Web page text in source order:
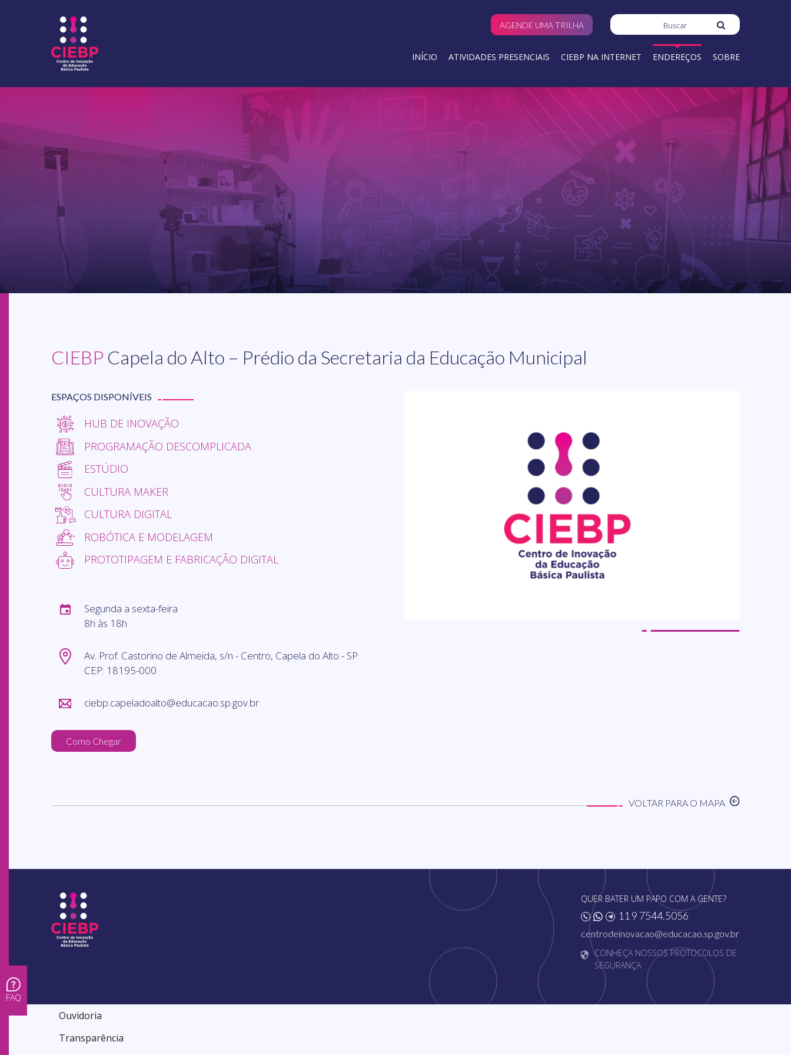
AGENDE UMA TRILHA
INÍCIO ATIVIDADES PRESENCIAIS CIEBP NA INTERNET ENDEREÇOS SOBRE
CIEBP Capela do Alto – Prédio da Secretaria da Educação Municipal
ESPAÇOS DISPONÍVEIS
HUB DE INOVAÇÃO
PROGRAMAÇÃO DESCOMPLICADA
ESTÚDIO
CULTURA MAKER
CULTURA DIGITAL
ROBÓTICA E MODELAGEM
PROTOTIPAGEM E FABRICAÇÃO DIGITAL
Segunda a sexta-feira
8h às 18h
Av. Prof. Castorino de Almeida, s/n - Centro, Capela do Alto - SP
CEP: 18195-000
ciebp.capeladoalto@educacao.sp.gov.br
Como Chegar
VOLTAR PARA O MAPA
QUER BATER UM PAPO COM A GENTE?
11 9 7544.5056
centrodeinovacao@educacao.sp.gov.br
CONHEÇA NOSSOS PROTOCOLOS DE
SEGURANÇA
FAQ
Ouvidoria
Transparência